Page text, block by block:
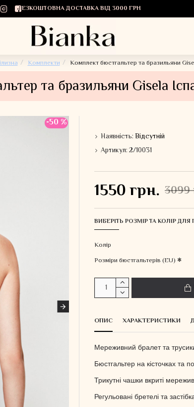
БЕЗКОШТОВНА ДОСТАВКА ВІД 3000 ГРН
Комплекти Комплект бюстгальтер та бразильяни
та бразильяни Gisela
-50 %
Наявність:Відсутній
Артикул:2/10031
3099
1550 грн.
ВИБЕРІТЬ РОЗМІР ТА КОЛІР
Колiр
Розміри бюстгальтерів (EU)
ОПИС ХАРАКТЕРИСТИКИ
Мереживний бралет та
Бюстгальтер на кісточках та
Трикутні чашки вкриті
Регульовані бретелі та